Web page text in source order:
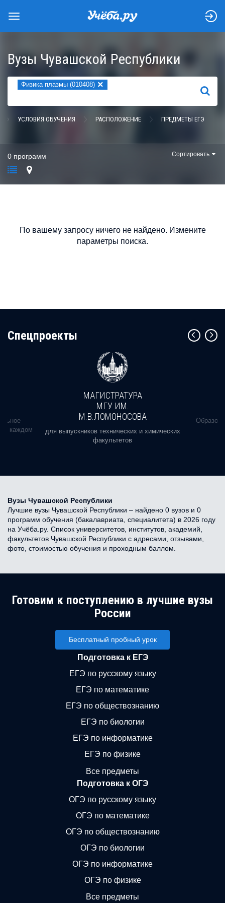
Вузы Чувашской Республики
Физика плазмы (010408) ×
НАЙТИ
УСЛОВИЯ ОБУЧЕНИЯ РАСПОЛОЖЕНИЕ ПРЕДМЕТЫ ЕГЭ
0 программ Сортировать
По вашему запросу ничего не найдено. Измените
параметры поиска.
Cпецпроекты
в каждом
МАГИСТРАТУРА
МГУ ИМ.
М.В.ЛОМОНОСОВА
для выпускников технических и химических
факультетов
Вузы Чувашской Республики
Лучшие вузы Чувашской Республики – найдено 0 вузов и 0
программ обучения (бакалавриата, специалитета) в 2026 году
на Учёба.ру. Список университетов, институтов, академий,
факультетов Чувашской Республики с адресами, отзывами,
фото, стоимостью обучения и проходным баллом.
Готовим к поступлению в лучшие вузы
России
Бесплатный пробный урок
Подготовка к ЕГЭ
ЕГЭ по русскому языку
ЕГЭ по математике
ЕГЭ по обществознанию
ЕГЭ по биологии
ЕГЭ по информатике
ЕГЭ по физике
Все предметы
Подготовка к ОГЭ
ОГЭ по русскому языку
ОГЭ по математике
ОГЭ по обществознанию
ОГЭ по биологии
ОГЭ по информатике
ОГЭ по физике
Все предметы